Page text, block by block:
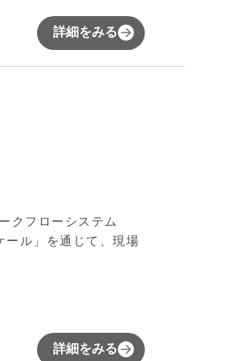
詳細をみる
クフローシステム
ール」を通じて、現場
詳細をみる